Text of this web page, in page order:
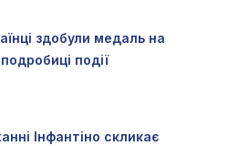
здобули медаль на
події
Інфантіно скликає